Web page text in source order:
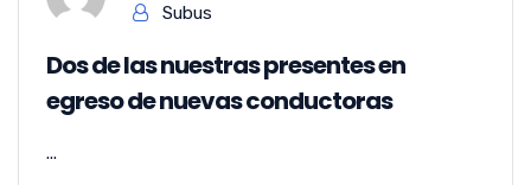
Subus
Dos de las nuestras presentes en
egreso de nuevas conductoras
...